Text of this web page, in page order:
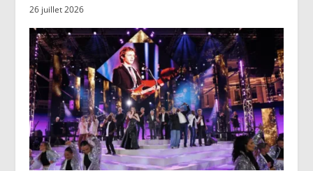
26 juillet 2026